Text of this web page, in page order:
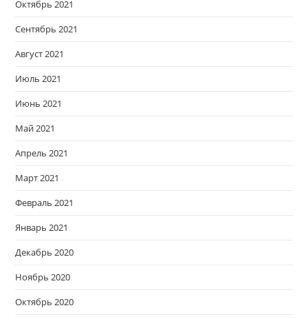
Октябрь 2021
Сентябрь 2021
Август 2021
Июль 2021
Июнь 2021
Май 2021
Апрель 2021
Март 2021
Февраль 2021
Январь 2021
Декабрь 2020
Ноябрь 2020
Октябрь 2020